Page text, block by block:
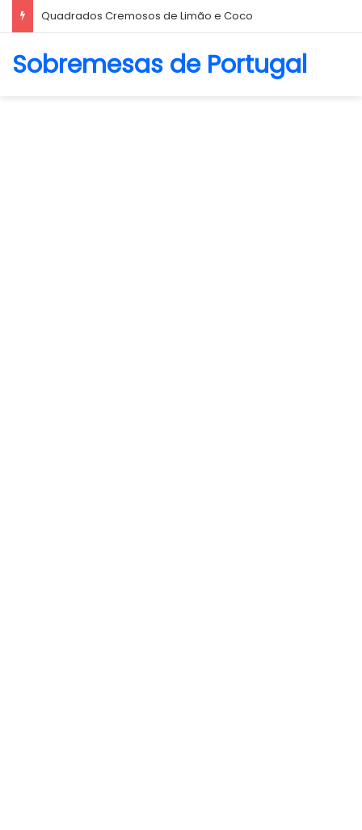
Quadrados Cremosos de Limão e Coco
Sobremesas de Portugal